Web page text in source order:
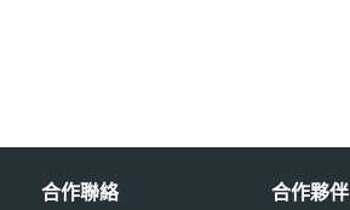
合作聯絡 合作夥伴